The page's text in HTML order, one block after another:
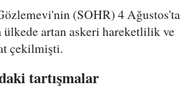
(SOHR) 4 Ağustos'ta
ülkede artan askeri hareketlilik ve
çekilmişti.
tartışmalar